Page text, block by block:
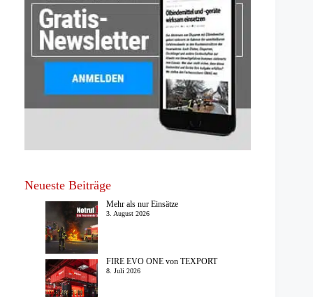
Neueste Beiträge
Mehr als nur Einsätze
3. August 2026
FIRE EVO ONE von TEXPORT
8. Juli 2026